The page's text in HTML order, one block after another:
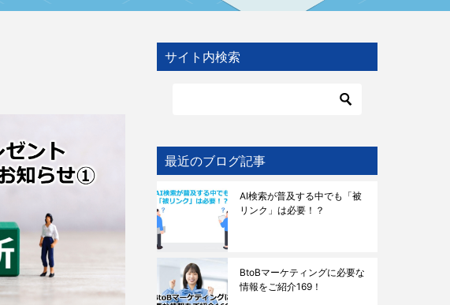
サイト内検索
最近のブログ記事
AI検索が普及する中でも「被
リンク」は必要！？
BtoBマーケティングに必要な
情報をご紹介169！